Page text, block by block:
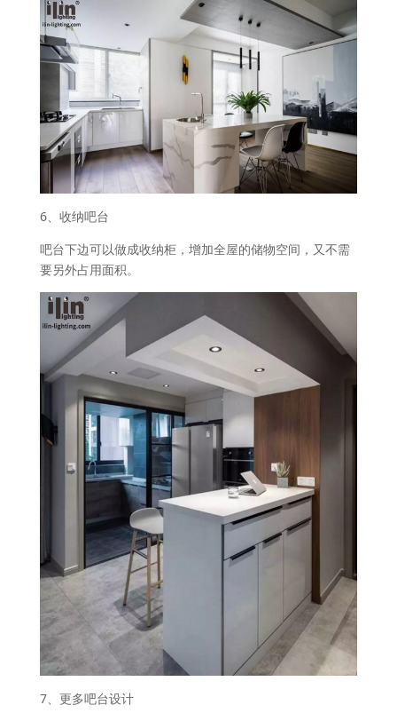
6、收纳吧台
吧台下边可以做成收纳柜，增加全屋的储物空间，又不需
要另外占用面积。
7、更多吧台设计